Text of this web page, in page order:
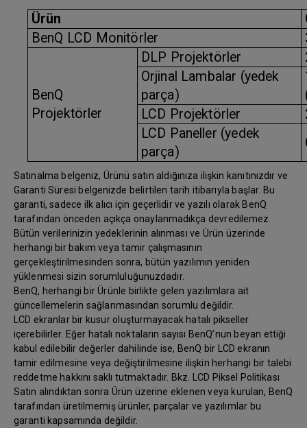
Ürün
BenQ LCD Monitörler
BenQ
Projektörler
DLP Projektörler
Orjinal Lambalar (yedek
parça)
LCD Projektörler
LCD Paneller (yedek
parça)
Satınalma belgeniz, Ürünü satın aldığınıza ilişkin kanıtınızdır ve
Garanti Süresi belgenizde belirtilen tarih itibarıyla başlar. Bu
garanti, sadece ilk alıcı için geçerlidir ve yazılı olarak BenQ
tarafından önceden açıkça onaylanmadıkça devredilemez.
Bütün verilerinizin yedeklerinin alınması ve Ürün üzerinde
herhangi bir bakım veya tamir çalışmasının
gerçekleştirilmesinden sonra, bütün yazılımın yeniden
yüklenmesi sizin sorumluluğunuzdadır.
BenQ, herhangi bir Ürünle birlikte gelen yazılımlara ait
güncellemelerin sağlanmasından sorumlu değildir.
LCD ekranlar bir kusur oluşturmayacak hatalı pikseller
içerebilirler. Eğer hatalı noktaların sayısı BenQ’nun beyan ettiği
kabul edilebilir değerler dahilinde ise, BenQ bir LCD ekranın
tamir edilmesine veya değiştirilmesine ilişkin herhangi bir talebi
reddetme hakkını saklı tutmaktadır. Bkz. LCD Piksel Politikası
Satın alındıktan sonra Ürün üzerine eklenen veya kurulan, BenQ
tarafından üretilmemiş ürünler, parçalar ve yazılımlar bu
garanti kapsamında değildir.